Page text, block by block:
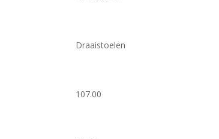
Draaistoelen
107.00